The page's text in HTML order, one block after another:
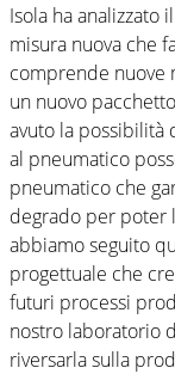
Isola ha analizzato
misura nuova che
comprende nuove
un nuovo
avuto la possibilità
al pneumatico
pneumatico che
degrado per poter
abbiamo seguito
progettuale che
futuri processi
nostro laboratorio
riversarla sulla